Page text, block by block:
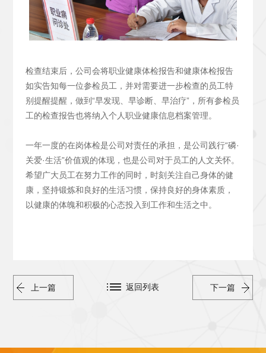
检查结束后，公司会将职业健康体检报告和健康体检报告
如实告知每一位参检员工，并对需要进一步检查的员工特
别提醒提醒，做到“早发现、早诊断、早治疗”，所有参检员
工的检查报告也将纳入个人职业健康信息档案管理。
一年一度的在岗体检是公司对责任的承担，是公司践行“磷·
关爱·生活”价值观的体现，也是公司对于员工的人文关怀。
希望广大员工在努力工作的同时，时刻关注自己身体的健
康，坚持锻炼和良好的生活习惯，保持良好的身体素质，
以健康的体魄和积极的心态投入到工作和生活之中。
上一篇 下一篇
返回列表